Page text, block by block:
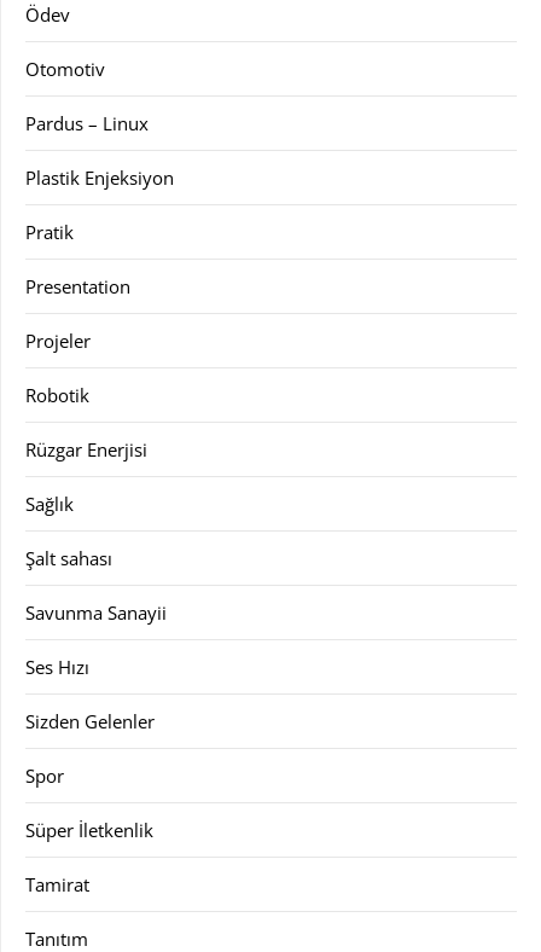
Ödev
Otomotiv
Pardus – Linux
Plastik Enjeksiyon
Pratik
Presentation
Projeler
Robotik
Rüzgar Enerjisi
Sağlık
Şalt sahası
Savunma Sanayii
Ses Hızı
Sizden Gelenler
Spor
Süper İletkenlik
Tamirat
Tanıtım